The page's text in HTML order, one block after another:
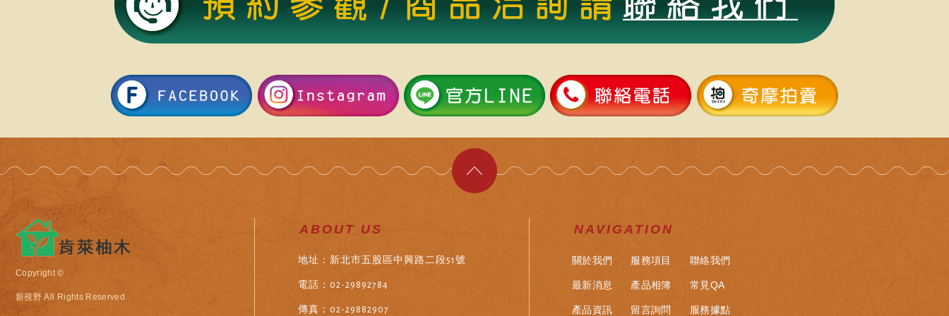
Copyright ©
新視野 All Rights Reserved.
ABOUT US
地址：新北市五股區中興路二段51號
電話：02-29892784
傳真：02-29882907
NAVIGATION
關於我們
最新消息
產品資訊
服務項目
產品相簿
留言詢問
聯絡我們
常見QA
服務據點